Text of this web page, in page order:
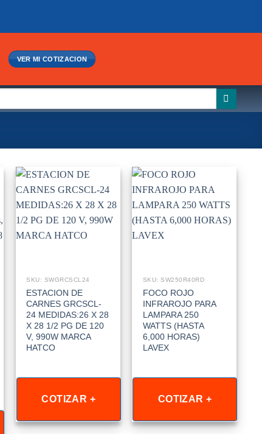
VER MI COTIZACION
SKU: SWGRCSCL24
ESTACION DE
CARNES GRCSCL-
24 MEDIDAS:26 X 28
X 28 1/2 PG DE 120
V, 990W MARCA
HATCO
COTIZAR +
SKU: SW250R40RD
FOCO ROJO
INFRAROJO PARA
LAMPARA 250
WATTS (HASTA
6,000 HORAS)
LAVEX
COTIZAR +